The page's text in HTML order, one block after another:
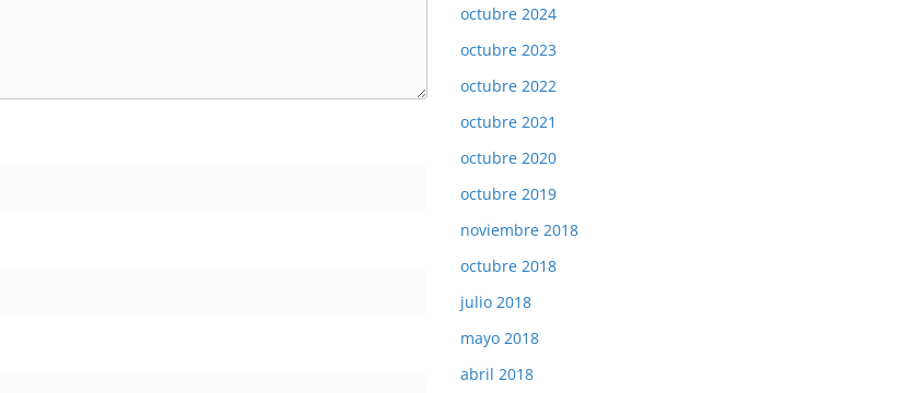
octubre 2024
octubre 2023
octubre 2022
octubre 2021
octubre 2020
octubre 2019
noviembre 2018
octubre 2018
julio 2018
mayo 2018
abril 2018